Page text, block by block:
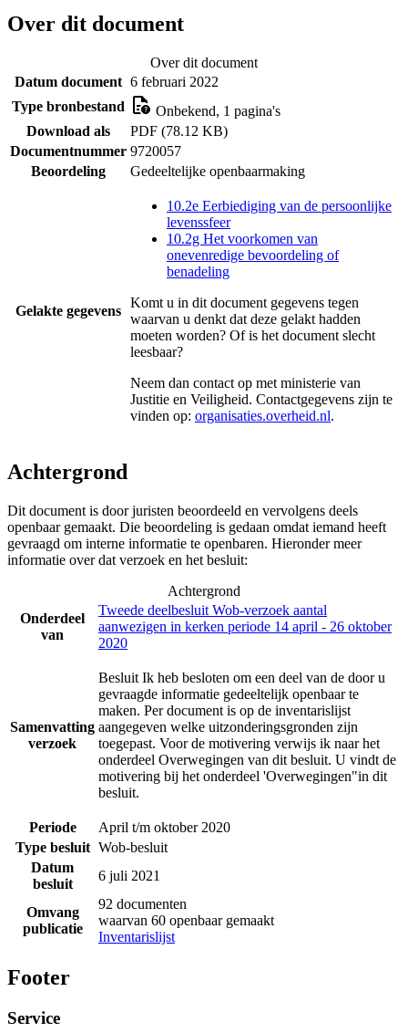
Over dit document
Over dit document
Datum document 6 februari 2022
Type bronbestand
Onbekend, 1 pagina's
Download als
PDF (78.12 KB)
Documentnummer 9720057
Beoordeling
Gedeeltelijke openbaarmaking
Gelakte gegevens
10.2e Eerbiediging van de persoonlijke
levenssfeer
10.2g Het voorkomen van
onevenredige bevoordeling of
benadeling
Komt u in dit document gegevens tegen
waarvan u denkt dat deze gelakt hadden
moeten worden? Of is het document slecht
leesbaar?
Neem dan contact op met ministerie van
Justitie en Veiligheid. Contactgegevens zijn te
vinden op: organisaties.overheid.nl.
Achtergrond
Dit document is door juristen beoordeeld en vervolgens deels
openbaar gemaakt. Die beoordeling is gedaan omdat iemand heeft
gevraagd om interne informatie te openbaren. Hieronder meer
informatie over dat verzoek en het besluit:
Achtergrond
Onderdeel
van
Tweede deelbesluit Wob-verzoek aantal
aanwezigen in kerken periode 14 april - 26 oktober
2020
Samenvatting
verzoek
Besluit Ik heb besloten om een deel van de door u
gevraagde informatie gedeeltelijk openbaar te
maken. Per document is op de inventarislijst
aangegeven welke uitzonderingsgronden zijn
toegepast. Voor de motivering verwijs ik naar het
onderdeel Overwegingen van dit besluit. U vindt de
motivering bij het onderdeel 'Overwegingen"in dit
besluit.
Periode
April t/m oktober 2020
Type besluit Wob-besluit
Datum
besluit
6 juli 2021
Omvang
publicatie
92 documenten
waarvan 60 openbaar gemaakt
Inventarislijst
Footer
Service